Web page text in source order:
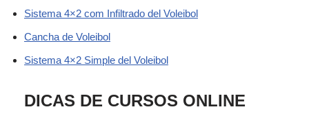
Sistema 4×2 com Infiltrado del Voleibol
Cancha de Voleibol
Sistema 4×2 Simple del Voleibol
DICAS DE CURSOS ONLINE